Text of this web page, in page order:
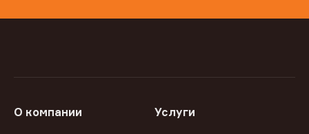
О компании Услуги